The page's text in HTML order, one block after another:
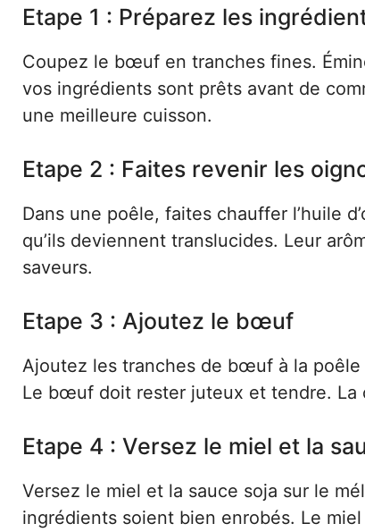
Etape 1 : Préparez les
Coupez le bœuf en tranches fines.
vos ingrédients sont prêts avant de
une meilleure cuisson.
Etape 2 : Faites revenir les
Dans une poêle, faites chauffer l’huile
qu’ils deviennent translucides. Leur
saveurs.
Etape 3 : Ajoutez le bœuf
Ajoutez les tranches de bœuf à la poêle
Le bœuf doit rester juteux et tendre.
Etape 4 : Versez le miel et la
Versez le miel et la sauce soja sur le
ingrédients soient bien enrobés. Le